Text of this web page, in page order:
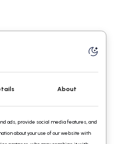
About
ads, provide social media features, and
about your use of our website with